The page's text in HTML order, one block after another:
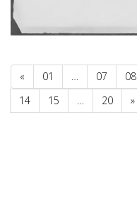
« 01 … 07 08
14
15 … 20 »